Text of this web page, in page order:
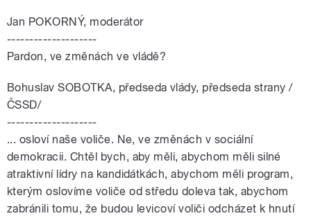
Jan POKORNÝ, moderátor
--------------------
Pardon, ve změnách ve vládě?
Bohuslav SOBOTKA, předseda vlády, předseda strany /
ČSSD/
--------------------
... osloví naše voliče. Ne, ve změnách v sociální
demokracii. Chtěl bych, aby měli, abychom měli silné
atraktivní lídry na kandidátkách, abychom měli program,
kterým oslovíme voliče od středu doleva tak, abychom
zabránili tomu, že budou levicoví voliči odcházet k hnutí